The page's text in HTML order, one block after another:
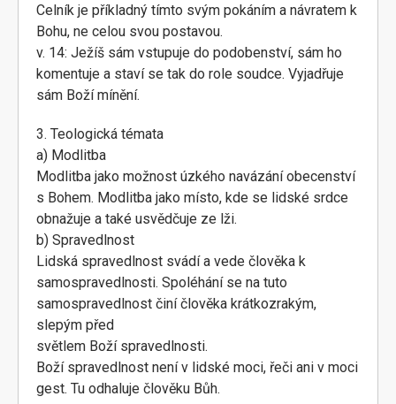
Celník je příkladný tímto svým pokáním a návratem k
Bohu, ne celou svou postavou.
v. 14: Ježíš sám vstupuje do podobenství, sám ho
komentuje a staví se tak do role soudce. Vyjadřuje
sám Boží mínění.
3. Teologická témata
a) Modlitba
Modlitba jako možnost úzkého navázání obecenství
s Bohem. Modlitba jako místo, kde se lidské srdce
obnažuje a také usvědčuje ze lži.
b) Spravedlnost
Lidská spravedlnost svádí a vede člověka k
samospravedlnosti. Spoléhání se na tuto
samospravedlnost činí člověka krátkozrakým,
slepým před
světlem Boží spravedlnosti.
Boží spravedlnost není v lidské moci, řeči ani v moci
gest. Tu odhaluje člověku Bůh.